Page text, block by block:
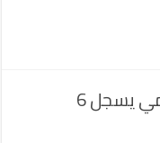
“الأونكتاد” قطاع السياحة العالمي يسجل 6